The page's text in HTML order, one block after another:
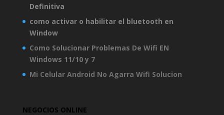
Definitiva
como activar o habilitar el bluetooth en
Window
Como Solucionar Problemas De Wifi EN
Windows 11/10 y 7
Mi Celular Android No Agarra Wifi Solucion
NEGOCIOS ONLINE